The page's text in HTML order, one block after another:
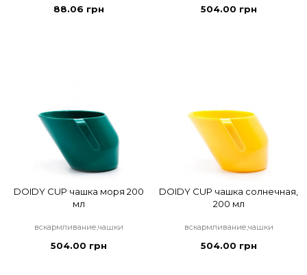
88.06 грн 504.00 грн
DOIDY CUP чашка моря 200
мл
вскармливание,чашки
504.00 грн
DOIDY CUP чашка солнечная,
200 мл
вскармливание,чашки
504.00 грн